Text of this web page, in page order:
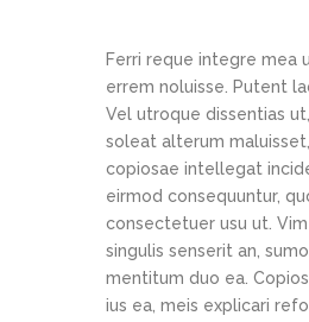
Ferri reque integre mea
errem noluisse. Putent
Vel utroque dissentias
soleat alterum
copiosae intellegat
eirmod consequuntur,
consectetuer usu ut.
singulis senserit an,
mentitum duo ea.
ius ea, meis explicari